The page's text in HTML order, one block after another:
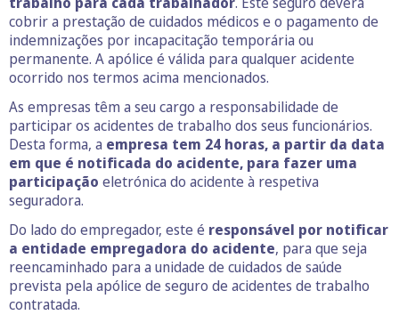
cobrir a prestação de cuidados médicos e o pagamento de
indemnizações por incapacitação temporária ou
permanente. A apólice é válida para qualquer acidente
ocorrido nos termos acima mencionados.
As empresas têm a seu cargo a responsabilidade de
participar os acidentes de trabalho dos seus funcionários.
Desta forma, a empresa tem 24 horas, a partir da data
em que é notificada do acidente, para fazer uma
participação eletrónica do acidente à respetiva
seguradora.
Do lado do empregador, este é responsável por notificar
a entidade empregadora do acidente, para que seja
reencaminhado para a unidade de cuidados de saúde
prevista pela apólice de seguro de acidentes de trabalho
contratada.